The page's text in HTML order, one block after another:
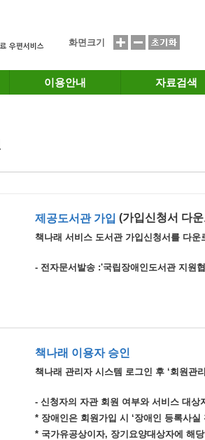
화면크기
이용안내 자료검색
제공도서관 가입 (가입신청서 다
책나래 서비스 도서관 가입신청서를 다
- 전자문서발송 :'국립장애인도서관 지원
책나래 이용자 승인
책나래 관리자 시스템 로그인 후 ‘회원관
- 신청자의 자관 회원 여부와 서비스 대상
* 장애인은 회원가입 시 ‘장애인 등록사
* 국가유공상이자, 장기요양대상자에 해